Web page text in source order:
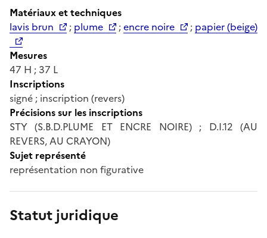
Matériaux et techniques
lavis brun
; plume ;encre noire ; papier (beige)
Mesures
47 H ; 37 L
Inscriptions
signé ; inscription (revers)
Précisions sur les inscriptions
STY (S.B.D.PLUME ET ENCRE NOIRE) ; D.I.12 (AU
REVERS, AU CRAYON)
Sujet représenté
représentation non figurative
Statut juridique